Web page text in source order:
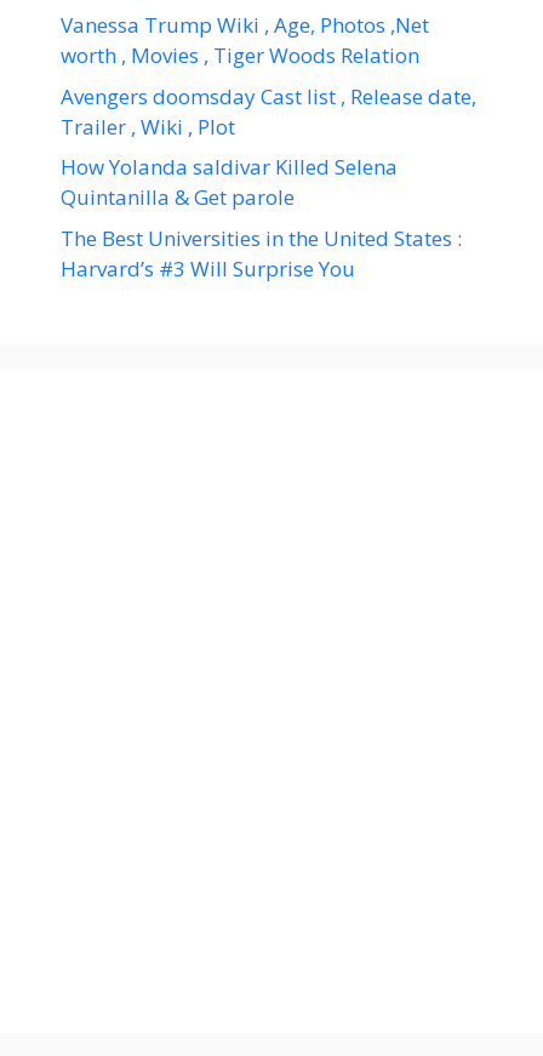
Vanessa Trump Wiki , Age, Photos ,Net
worth , Movies , Tiger Woods Relation
Avengers doomsday Cast list , Release date,
Trailer , Wiki , Plot
How Yolanda saldivar Killed Selena
Quintanilla & Get parole
The Best Universities in the United States :
Harvard’s #3 Will Surprise You